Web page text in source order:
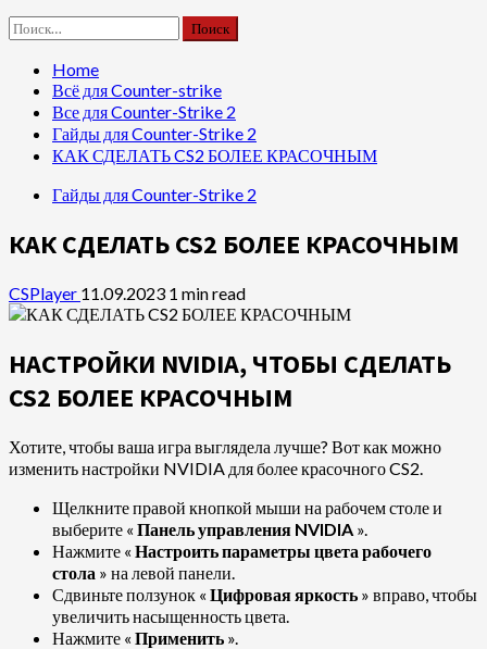
Найти:
Home
Всё для Counter-strike
Все для Counter-Strike 2
Гайды для Counter-Strike 2
КАК СДЕЛАТЬ CS2 БОЛЕЕ КРАСОЧНЫМ
Гайды для Counter-Strike 2
КАК СДЕЛАТЬ CS2 БОЛЕЕ КРАСОЧНЫМ
CSPlayer 11.09.2023 1 min read
НАСТРОЙКИ NVIDIA, ЧТОБЫ СДЕЛАТЬ
CS2 БОЛЕЕ КРАСОЧНЫМ
Хотите, чтобы ваша игра выглядела лучше? Вот как можно
изменить настройки NVIDIA для более красочного CS2.
Щелкните правой кнопкой мыши на рабочем столе и
выберите « Панель управления NVIDIA ».
Нажмите « Настроить параметры цвета рабочего
стола » на левой панели.
Сдвиньте ползунок « Цифровая яркость » вправо, чтобы
увеличить насыщенность цвета.
Нажмите « Применить ».